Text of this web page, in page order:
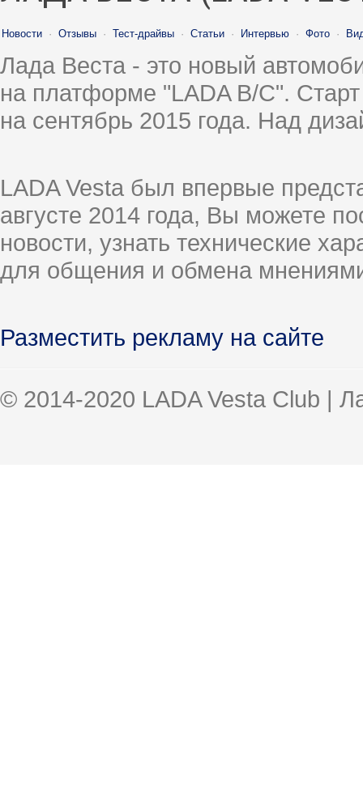
Новости · Отзывы · Тест-драйвы · Статьи · Интервью · Фото ·
Лада Веста - это новый
на платформе "LADA B/C".
на сентябрь 2015 года. Над
LADA Vesta был впервые
августе 2014 года, Вы можете
новости, узнать технические
для общения и обмена
Разместить рекламу на сайте
© 2014-2020 LADA Vesta Club |